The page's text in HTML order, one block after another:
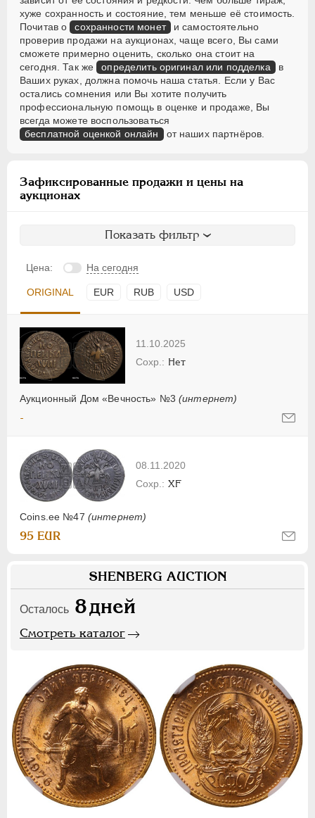
хуже сохранность и состояние, тем меньше её стоимость.
Почитав о сохранности монет и самостоятельно
проверив продажи на аукционах, чаще всего, Вы сами
сможете примерно оценить, сколько она стоит на
сегодня. Так же определить оригинал или подделка в
Ваших руках, должна помочь наша статья. Если у Вас
остались сомнения или Вы хотите получить
профессиональную помощь в оценке и продаже, Вы
всегда можете воспользоваться
бесплатной оценкой онлайн от наших партнёров.
Зафиксированные продажи и цены на
аукционах
Показать фильтр
Цена: На сегодня
ORIGINAL EUR RUB USD
11.10.2025
Аукционный Дом «Вечность» №3(интернет)
Нет
-
08.11.2020
Coins.ee №47 (интернет)
XF
95 EUR
SHENBERG AUCTION
Осталось 8дней
Смотреть каталог